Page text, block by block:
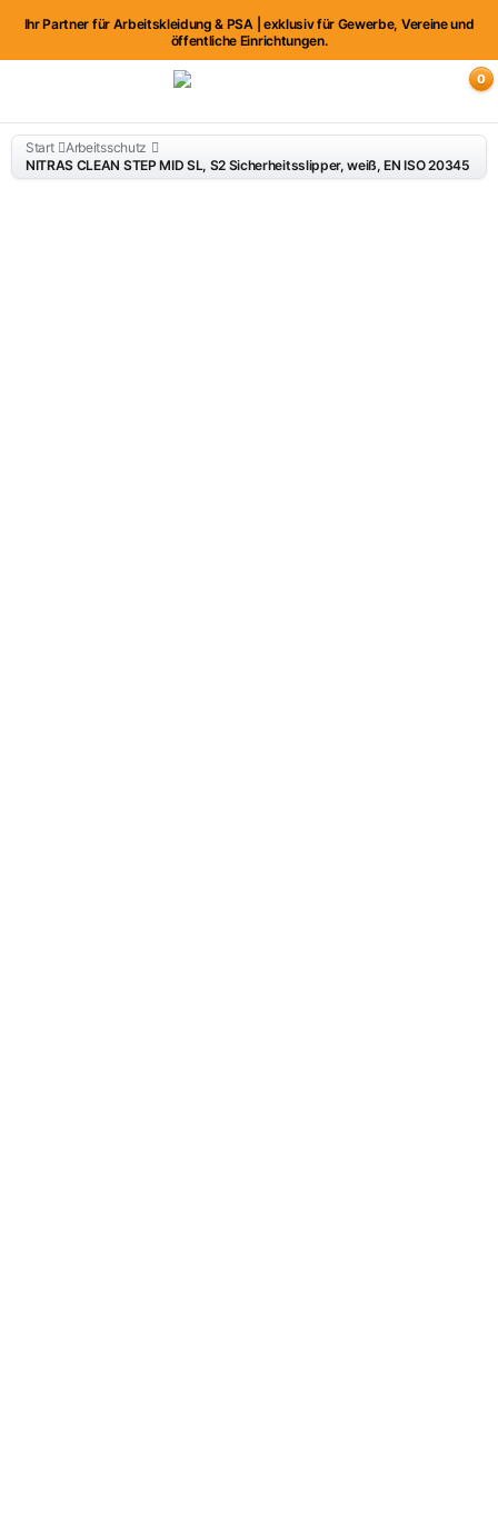
Ihr Partner für Arbeitskleidung & PSA | exklusiv für Gewerbe, Vereine und
öffentliche Einrichtungen.
0
Start
Arbeitsschutz
NITRAS CLEAN STEP MID SL, S2 Sicherheitsslipper, weiß, EN ISO 20345